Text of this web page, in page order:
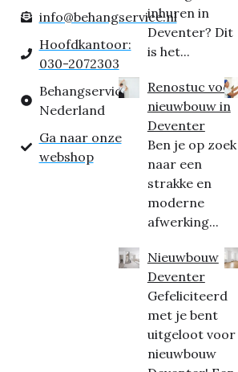
info@behangservice.nl
Hoofdkantoor:
030-2072303
Behangservice
Nederland
Ga naar onze
webshop
inhuren in
Deventer? Dit
is het...
Renostuc voor
nieuwbouw in
Deventer
Ben je op zoek
naar een
strakke en
moderne
afwerking...
Nieuwbouw
Deventer
Gefeliciteerd
met je bent
uitgeloot voor
nieuwbouw